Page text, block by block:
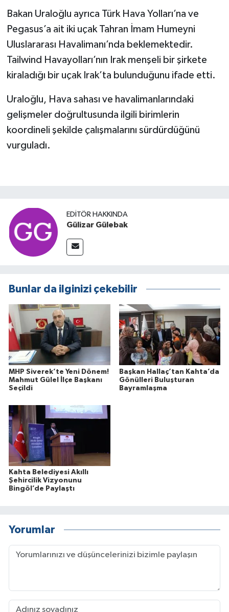
Bakan Uraloğlu ayrıca Türk Hava Yolları’na ve
Pegasus’a ait iki uçak Tahran İmam Humeyni
Uluslararası Havalimanı’nda beklemektedir.
Tailwind Havayolları’nın Irak menşeli bir şirkete
kiraladığı bir uçak Irak’ta bulunduğunu ifade etti.
Uraloğlu, Hava sahası ve havalimanlarındaki
gelişmeler doğrultusunda ilgili birimlerin
koordineli şekilde çalışmalarını sürdürdüğünü
vurguladı.
EDITÖR HAKKINDA
Gülizar Gülebak
Bunlar da ilginizi çekebilir
MHP Siverek’te Yeni Dönem!
Mahmut Gülel İlçe Başkanı
Seçildi
Başkan Hallaç’tan Kahta’da
Gönülleri Buluşturan
Bayramlaşma
Kahta Belediyesi Akıllı
Şehircilik Vizyonunu
Bingöl’de Paylaştı
Yorumlar